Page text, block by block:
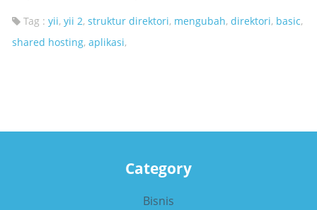
Tag : yii, yii 2, struktur direktori, mengubah, direktori, basic,
shared hosting, aplikasi,
Category
Bisnis